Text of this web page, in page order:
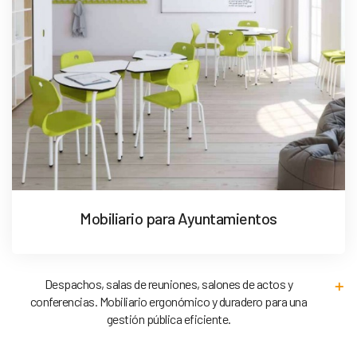
Mobiliario para Ayuntamientos
Despachos, salas de reuniones, salones de actos y
conferencias. Mobiliario ergonómico y duradero para una
gestión pública eficiente.